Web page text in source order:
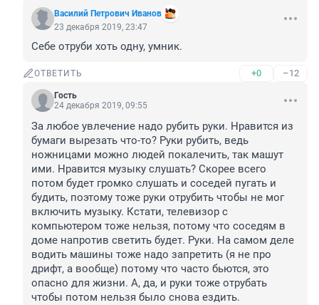
Василий Петрович Иванов
23 декабря 2019, 23:47
Себе отруби хоть одну, умник.
ОТВЕТИТЬ +0 –12
Гость
24 декабря 2019, 09:55
За любое увлечение надо рубить руки. Нравится из
бумаги вырезать что-то? Руки рубить, ведь
ножницами можно людей покалечить, так машут
ими. Нравится музыку слушать? Скорее всего
потом будет громко слушать и соседей пугать и
будить, поэтому тоже руки отрубить чтобы не мог
включить музыку. Кстати, телевизор с
компьютером тоже нельзя, потому что соседям в
доме напротив светить будет. Руки. На самом деле
водить машины тоже надо запретить (я не про
дрифт, а вообще) потому что часто бьются, это
опасно для жизни. А, да, и руки тоже отрубать
чтобы потом нельзя было снова ездить.